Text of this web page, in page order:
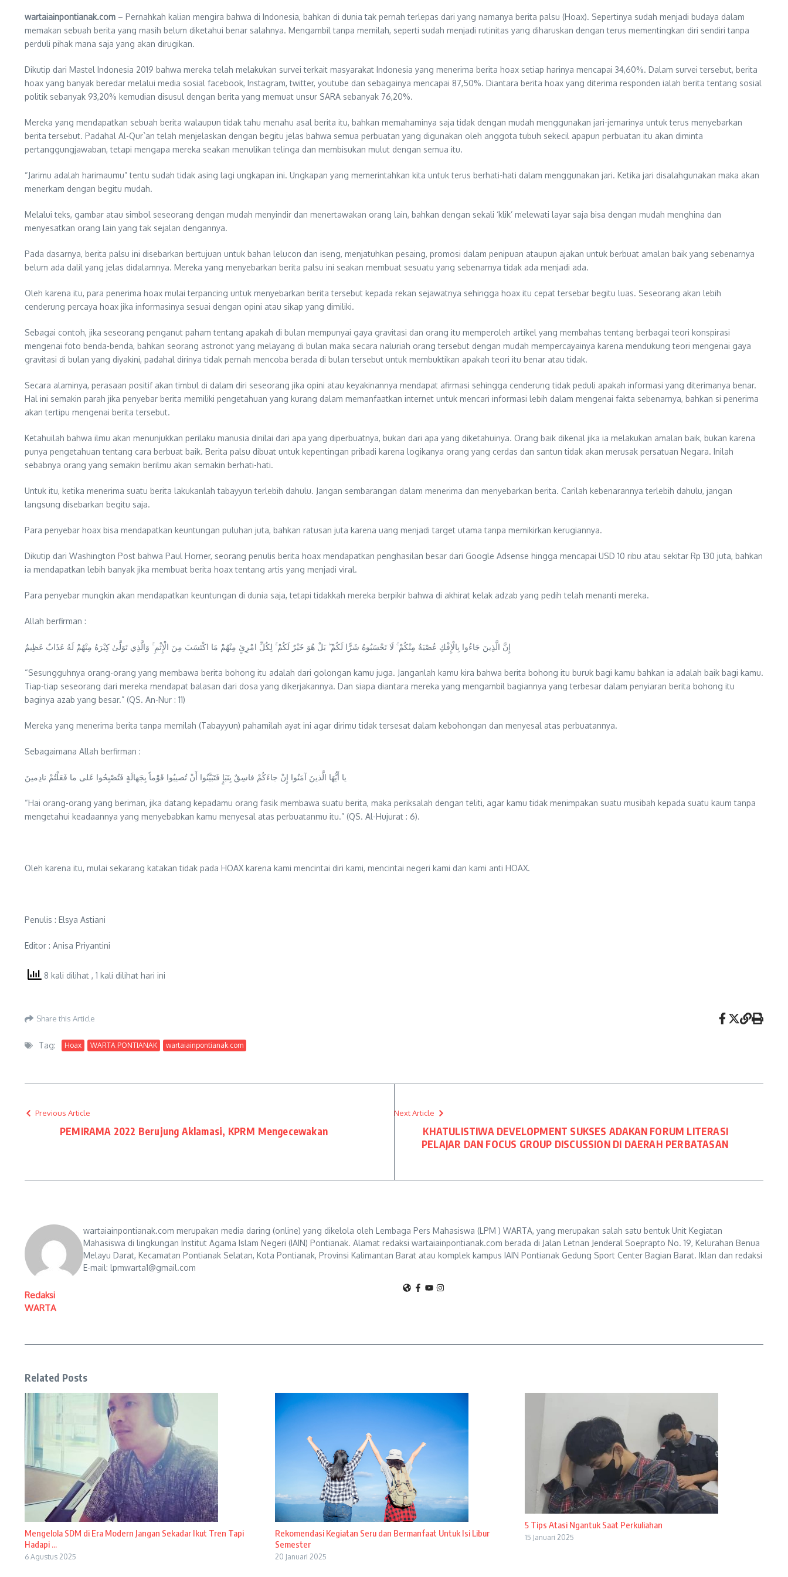
wartaiainpontianak.com – Pernahkah kalian mengira bahwa di Indonesia, bahkan di dunia tak pernah terlepas dari yang namanya berita palsu (Hoax). Sepertinya sudah menjadi budaya dalam
memakan sebuah berita yang masih belum diketahui benar salahnya. Mengambil tanpa memilah, seperti sudah menjadi rutinitas yang diharuskan dengan terus mementingkan diri sendiri tanpa
perduli pihak mana saja yang akan dirugikan.
Dikutip dari Mastel Indonesia 2019 bahwa mereka telah melakukan survei terkait masyarakat Indonesia yang menerima berita hoax setiap harinya mencapai 34,60%. Dalam survei tersebut, berita
hoax yang banyak beredar melalui media sosial facebook, Instagram, twitter, youtube dan sebagainya mencapai 87,50%. Diantara berita hoax yang diterima responden ialah berita tentang sosial
politik sebanyak 93,20% kemudian disusul dengan berita yang memuat unsur SARA sebanyak 76,20%.
Mereka yang mendapatkan sebuah berita walaupun tidak tahu menahu asal berita itu, bahkan memahaminya saja tidak dengan mudah menggunakan jari-jemarinya untuk terus menyebarkan
berita tersebut. Padahal Al-Qur`an telah menjelaskan dengan begitu jelas bahwa semua perbuatan yang digunakan oleh anggota tubuh sekecil apapun perbuatan itu akan diminta
pertanggungjawaban, tetapi mengapa mereka seakan menulikan telinga dan membisukan mulut dengan semua itu.
“Jarimu adalah harimaumu” tentu sudah tidak asing lagi ungkapan ini. Ungkapan yang memerintahkan kita untuk terus berhati-hati dalam menggunakan jari. Ketika jari disalahgunakan maka akan
menerkam dengan begitu mudah.
Melalui teks, gambar atau simbol seseorang dengan mudah menyindir dan menertawakan orang lain, bahkan dengan sekali ‘klik’ melewati layar saja bisa dengan mudah menghina dan
menyesatkan orang lain yang tak sejalan dengannya.
Pada dasarnya, berita palsu ini disebarkan bertujuan untuk bahan lelucon dan iseng, menjatuhkan pesaing, promosi dalam penipuan ataupun ajakan untuk berbuat amalan baik yang sebenarnya
belum ada dalil yang jelas didalamnya. Mereka yang menyebarkan berita palsu ini seakan membuat sesuatu yang sebenarnya tidak ada menjadi ada.
Oleh karena itu, para penerima hoax mulai terpancing untuk menyebarkan berita tersebut kepada rekan sejawatnya sehingga hoax itu cepat tersebar begitu luas. Seseorang akan lebih
cenderung percaya hoax jika informasinya sesuai dengan opini atau sikap yang dimiliki.
Sebagai contoh, jika seseorang penganut paham tentang apakah di bulan mempunyai gaya gravitasi dan orang itu memperoleh artikel yang membahas tentang berbagai teori konspirasi
mengenai foto benda-benda, bahkan seorang astronot yang melayang di bulan maka secara naluriah orang tersebut dengan mudah mempercayainya karena mendukung teori mengenai gaya
gravitasi di bulan yang diyakini, padahal dirinya tidak pernah mencoba berada di bulan tersebut untuk membuktikan apakah teori itu benar atau tidak.
Secara alaminya, perasaan positif akan timbul di dalam diri seseorang jika opini atau keyakinannya mendapat afirmasi sehingga cenderung tidak peduli apakah informasi yang diterimanya benar.
Hal ini semakin parah jika penyebar berita memiliki pengetahuan yang kurang dalam memanfaatkan internet untuk mencari informasi lebih dalam mengenai fakta sebenarnya, bahkan si penerima
akan tertipu mengenai berita tersebut.
Ketahuilah bahwa ilmu akan menunjukkan perilaku manusia dinilai dari apa yang diperbuatnya, bukan dari apa yang diketahuinya. Orang baik dikenal jika ia melakukan amalan baik, bukan karena
punya pengetahuan tentang cara berbuat baik. Berita palsu dibuat untuk kepentingan pribadi karena logikanya orang yang cerdas dan santun tidak akan merusak persatuan Negara. Inilah
sebabnya orang yang semakin berilmu akan semakin berhati-hati.
Untuk itu, ketika menerima suatu berita lakukanlah tabayyun terlebih dahulu. Jangan sembarangan dalam menerima dan menyebarkan berita. Carilah kebenarannya terlebih dahulu, jangan
langsung disebarkan begitu saja.
Para penyebar hoax bisa mendapatkan keuntungan puluhan juta, bahkan ratusan juta karena uang menjadi target utama tanpa memikirkan kerugiannya.
Dikutip dari Washington Post bahwa Paul Horner, seorang penulis berita hoax mendapatkan penghasilan besar dari Google Adsense hingga mencapai USD 10 ribu atau sekitar Rp 130 juta, bahkan
ia mendapatkan lebih banyak jika membuat berita hoax tentang artis yang menjadi viral.
Para penyebar mungkin akan mendapatkan keuntungan di dunia saja, tetapi tidakkah mereka berpikir bahwa di akhirat kelak adzab yang pedih telah menanti mereka.
Allah berfirman :
إِنَّ الَّذِينَ جَاءُوا بِالْإِفْكِ عُصْبَةٌ مِنْكُمْ ۚ لَا تَحْسَبُوهُ شَرًّا لَكُمْ ۖ بَلْ هُوَ خَيْرٌ لَكُمْ ۚ لِكُلِّ امْرِئٍ مِنْهُمْ مَا اكْتَسَبَ مِنَ الْإِثْمِ ۚ وَالَّذِي تَوَلَّىٰ كِبْرَهُ مِنْهُمْ لَهُ عَذَابٌ عَظِيمٌ
“Sesungguhnya orang-orang yang membawa berita bohong itu adalah dari golongan kamu juga. Janganlah kamu kira bahwa berita bohong itu buruk bagi kamu bahkan ia adalah baik bagi kamu.
Tiap-tiap seseorang dari mereka mendapat balasan dari dosa yang dikerjakannya. Dan siapa diantara mereka yang mengambil bagiannya yang terbesar dalam penyiaran berita bohong itu
baginya azab yang besar.” (QS. An-Nur : 11)
Mereka yang menerima berita tanpa memilah (Tabayyun) pahamilah ayat ini agar dirimu tidak tersesat dalam kebohongan dan menyesal atas perbuatannya.
Sebagaimana Allah berfirman :
يا أَيُّهَا الَّذينَ آمَنُوا إِنْ جاءَكُمْ فاسِقٌ بِنَبَإٍ فَتَبَيَّنُوا أَنْ تُصيبُوا قَوْماً بِجَهالَةٍ فَتُصْبِحُوا عَلى‏ ما فَعَلْتُمْ نادِمينَ
“Hai orang-orang yang beriman, jika datang kepadamu orang fasik membawa suatu berita, maka periksalah dengan teliti, agar kamu tidak menimpakan suatu musibah kepada suatu kaum tanpa
mengetahui keadaannya yang menyebabkan kamu menyesal atas perbuatanmu itu.” (QS. Al-Hujurat : 6).
Oleh karena itu, mulai sekarang katakan tidak pada HOAX karena kami mencintai diri kami, mencintai negeri kami dan kami anti HOAX.
Penulis : Elsya Astiani
Editor : Anisa Priyantini
8 kali dilihat , 1 kali dilihat hari ini
Share this Article
Tag: Hoax WARTA PONTIANAK wartaiainpontianak.com
Previous Article
PEMIRAMA 2022 Berujung Aklamasi, KPRM Mengecewakan
Next Article
KHATULISTIWA DEVELOPMENT SUKSES ADAKAN FORUM LITERASI
PELAJAR DAN FOCUS GROUP DISCUSSION DI DAERAH PERBATASAN
Redaksi
WARTA
wartaiainpontianak.com merupakan media daring (online) yang dikelola oleh Lembaga Pers Mahasiswa (LPM ) WARTA, yang merupakan salah satu bentuk Unit Kegiatan
Mahasiswa di lingkungan Institut Agama Islam Negeri (IAIN) Pontianak. Alamat redaksi wartaiainpontianak.com berada di Jalan Letnan Jenderal Soeprapto No. 19, Kelurahan Benua
Melayu Darat, Kecamatan Pontianak Selatan, Kota Pontianak, Provinsi Kalimantan Barat atau komplek kampus IAIN Pontianak Gedung Sport Center Bagian Barat. Iklan dan redaksi
E-mail: lpmwarta1@gmail.com
Related Posts
Mengelola SDM di Era Modern Jangan Sekadar Ikut Tren Tapi
Hadapi ...
6 Agustus 2025
Rekomendasi Kegiatan Seru dan Bermanfaat Untuk Isi Libur
Semester
20 Januari 2025
5 Tips Atasi Ngantuk Saat Perkuliahan
15 Januari 2025